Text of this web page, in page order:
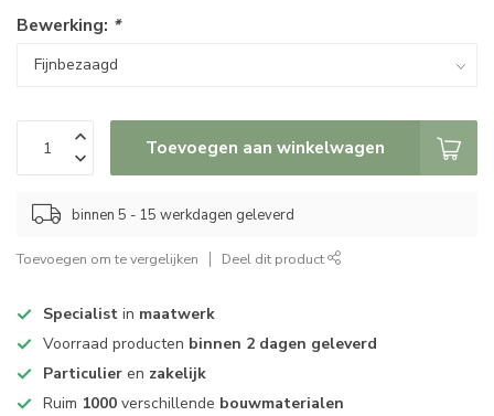
Bewerking: *
Toevoegen aan winkelwagen
binnen 5 - 15 werkdagen geleverd
Toevoegen om te vergelijken Deel dit product
Specialist in maatwerk
Voorraad producten binnen 2 dagen geleverd
Particulier en zakelijk
Ruim 1000 verschillende bouwmaterialen